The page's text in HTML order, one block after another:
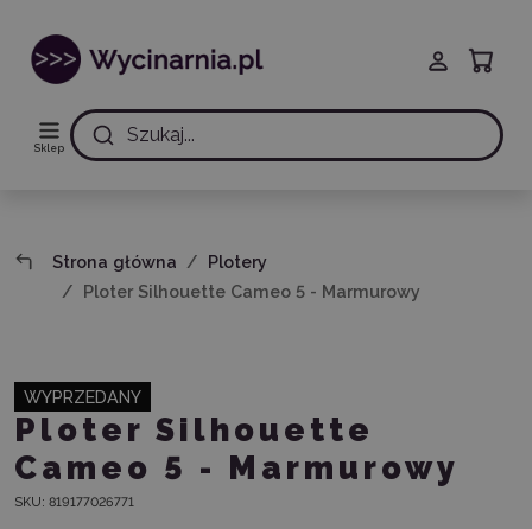
Sklep
Szukaj...
Strona główna
Plotery
Ploter Silhouette Cameo 5 - Marmurowy
WYPRZEDANY
Ploter Silhouette
Cameo 5 - Marmurowy
SKU: 819177026771